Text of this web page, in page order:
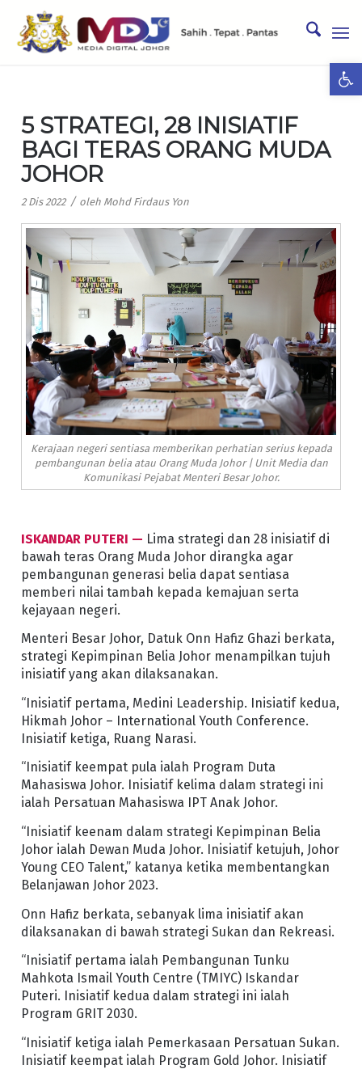
5 STRATEGI, 28 INISIATIF
BAGI TERAS ORANG MUDA
JOHOR
2 Dis 2022 / oleh Mohd Firdaus Yon
Kerajaan negeri sentiasa memberikan perhatian serius kepada
pembangunan belia atau Orang Muda Johor | Unit Media dan
Komunikasi Pejabat Menteri Besar Johor.
ISKANDAR PUTERI — Lima strategi dan 28 inisiatif di
bawah teras Orang Muda Johor dirangka agar
pembangunan generasi belia dapat sentiasa
memberi nilai tambah kepada kemajuan serta
kejayaan negeri.
Menteri Besar Johor, Datuk Onn Hafiz Ghazi berkata,
strategi Kepimpinan Belia Johor menampilkan tujuh
inisiatif yang akan dilaksanakan.
“Inisiatif pertama, Medini Leadership. Inisiatif kedua,
Hikmah Johor – International Youth Conference.
Inisiatif ketiga, Ruang Narasi.
“Inisiatif keempat pula ialah Program Duta
Mahasiswa Johor. Inisiatif kelima dalam strategi ini
ialah Persatuan Mahasiswa IPT Anak Johor.
“Inisiatif keenam dalam strategi Kepimpinan Belia
Johor ialah Dewan Muda Johor. Inisiatif ketujuh, Johor
Young CEO Talent,” katanya ketika membentangkan
Belanjawan Johor 2023.
Onn Hafiz berkata, sebanyak lima inisiatif akan
dilaksanakan di bawah strategi Sukan dan Rekreasi.
“Inisiatif pertama ialah Pembangunan Tunku
Mahkota Ismail Youth Centre (TMIYC) Iskandar
Puteri. Inisiatif kedua dalam strategi ini ialah
Program GRIT 2030.
“Inisiatif ketiga ialah Pemerkasaan Persatuan Sukan.
Inisiatif keempat ialah Program Gold Johor. Inisiatif